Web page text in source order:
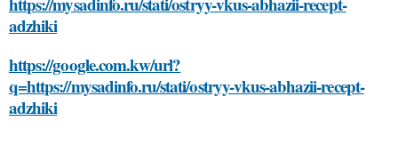
adzhiki
https://google.com.kw/url?
q=https://mysadinfo.ru/stati/ostryy-vkus-abhazii-recept-
adzhiki